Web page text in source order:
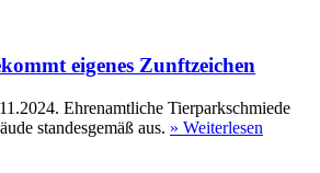
eigenes Zunftzeichen
Ehrenamtliche Tierparkschmiede
standesgemäß aus. » Weiterlesen